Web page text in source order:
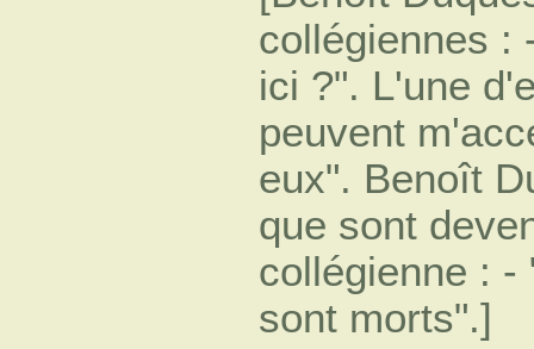
collégiennes :
ici ?". L'une
peuvent
eux". Benoît
que sont
collégienne :
sont morts".]